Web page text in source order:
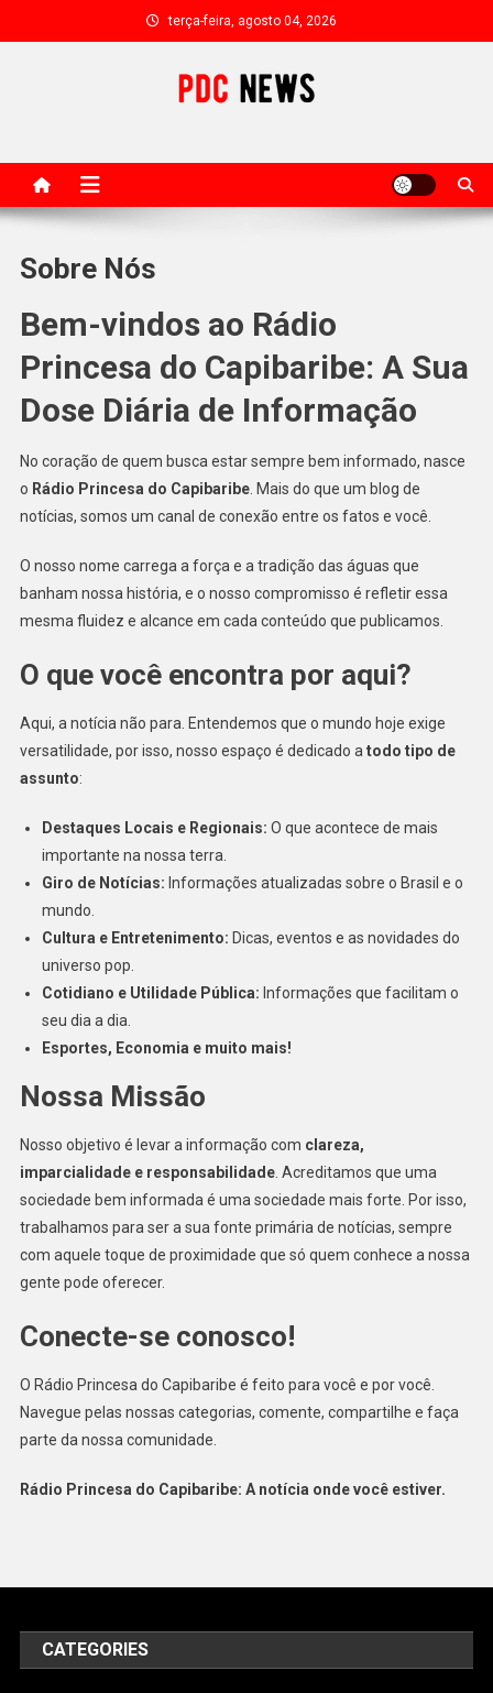
to
terça-feira, agosto 04, 2026
Sobre Nós
Bem-vindos ao Rádio
Princesa do Capibaribe: A Sua
Dose Diária de Informação
No coração de quem busca estar sempre bem informado, nasce
o Rádio Princesa do Capibaribe. Mais do que um blog de
notícias, somos um canal de conexão entre os fatos e você.
O nosso nome carrega a força e a tradição das águas que
banham nossa história, e o nosso compromisso é refletir essa
mesma fluidez e alcance em cada conteúdo que publicamos.
O que você encontra por aqui?
Aqui, a notícia não para. Entendemos que o mundo hoje exige
versatilidade, por isso, nosso espaço é dedicado a todo tipo de
assunto:
Destaques Locais e Regionais: O que acontece de mais
importante na nossa terra.
Giro de Notícias: Informações atualizadas sobre o Brasil e o
mundo.
Cultura e Entretenimento: Dicas, eventos e as novidades do
universo pop.
Cotidiano e Utilidade Pública: Informações que facilitam o
seu dia a dia.
Esportes, Economia e muito mais!
Nossa Missão
Nosso objetivo é levar a informação com clareza,
imparcialidade e responsabilidade. Acreditamos que uma
sociedade bem informada é uma sociedade mais forte. Por isso,
trabalhamos para ser a sua fonte primária de notícias, sempre
com aquele toque de proximidade que só quem conhece a nossa
gente pode oferecer.
Conecte-se conosco!
O Rádio Princesa do Capibaribe é feito para você e por você.
Navegue pelas nossas categorias, comente, compartilhe e faça
parte da nossa comunidade.
Rádio Princesa do Capibaribe: A notícia onde você estiver.
CATEGORIES